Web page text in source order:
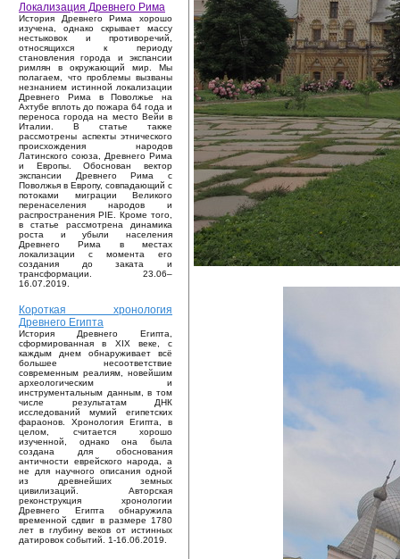
Локализация Древнего Рима
История Древнего Рима хорошо
изучена, однако скрывает массу
нестыковок и противоречий,
относящихся к периоду
становления города и экспансии
римлян в окружающий мир. Мы
полагаем, что проблемы вызваны
незнанием истинной локализации
Древнего Рима в Поволжье на
Ахтубе вплоть до пожара 64 года и
переноса города на место Вейи в
Италии. В статье также
рассмотрены аспекты этнического
происхождения народов
Латинского союза, Древнего Рима
и Европы. Обоснован вектор
экспансии Древнего Рима с
Поволжья в Европу, совпадающий с
потоками миграции Великого
перенаселения народов и
распространения PIE. Кроме того,
в статье рассмотрена динамика
роста и убыли населения
Древнего Рима в местах
локализации с момента его
создания до заката и
трансформации. 23.06–
16.07.2019.
Короткая хронология
Древнего Египта
История Древнего Египта,
сформированная в XIX веке, с
каждым днем обнаруживает всё
большее несоответствие
современным реалиям, новейшим
археологическим и
инструментальным данным, в том
числе результатам ДНК
исследований мумий египетских
фараонов. Хронология Египта, в
целом, считается хорошо
изученной, однако она была
создана для обоснования
античности еврейского народа, а
не для научного описания одной
из древнейших земных
цивилизаций. Авторская
реконструкция хронологии
Древнего Египта обнаружила
временной сдвиг в размере 1780
лет в глубину веков от истинных
датировок событий. 1-16.06.2019.